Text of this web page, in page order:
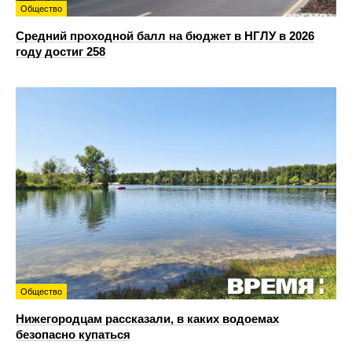
Общество
Средний проходной балл на бюджет в НГЛУ в 2026
году достиг 258
Общество
Нижегородцам рассказали, в каких водоемах
безопасно купаться